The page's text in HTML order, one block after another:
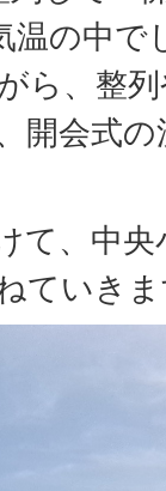
の中で
ら、整
開会式
て、中
ていき